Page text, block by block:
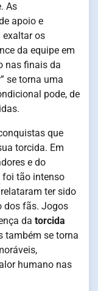
As
apoio e
exaltar os
da equipe em
nas finais da
se torna uma
pode, de
que
torcida. Em
e do
foi tão intenso
ter sido
dos fãs. Jogos
da torcida
também se torna
humano nas